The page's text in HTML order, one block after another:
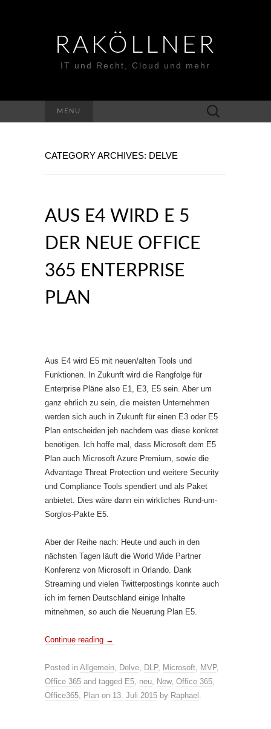
RAKÖLLNER
IT und Recht, Cloud und mehr
MENU
Suchen
nach:
CATEGORY ARCHIVES: DELVE
AUS E4 WIRD E 5
DER NEUE OFFICE
365 ENTERPRISE
PLAN
Aus E4 wird E5 mit neuen/alten Tools und
Funktionen. In Zukunft wird die Rangfolge für
Enterprise Pläne also E1, E3, E5 sein. Aber um
ganz ehrlich zu sein, die meisten Unternehmen
werden sich auch in Zukunft für einen E3 oder E5
Plan entscheiden jeh nachdem was diese konkret
benötigen. Ich hoffe mal, dass Microsoft dem E5
Plan auch Microsoft Azure Premium, sowie die
Advantage Threat Protection und weitere Security
und Compliance Tools spendiert und als Paket
anbietet. Dies wäre dann ein wirkliches Rund-um-
Sorglos-Pakte E5.
Aber der Reihe nach: Heute und auch in den
nächsten Tagen läuft die World Wide Partner
Konferenz von Microsoft in Orlando. Dank
Streaming und vielen Twitterpostings konnte auch
ich im fernen Deutschland einige Inhalte
mitnehmen, so auch die Neuerung Plan E5.
Continue reading →
Posted in Allgemein, Delve, DLP, Microsoft, MVP,
Office 365 and tagged E5, neu, New, Office 365,
Office365, Plan on 13. Juli 2015 by Raphael .